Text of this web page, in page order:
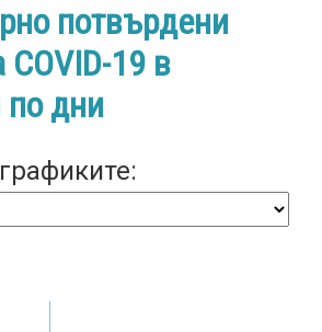
потвърдени
COVID-19 в
по дни